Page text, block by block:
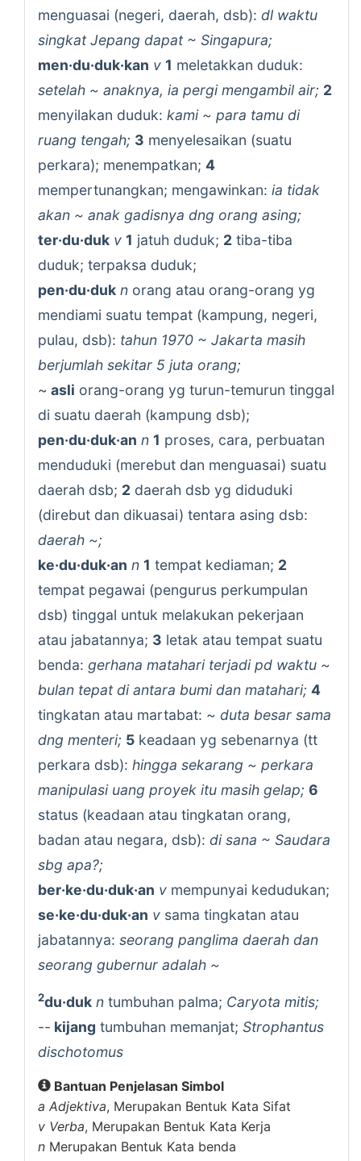
menguasai (negeri, daerah, dsb): dl waktu
singkat Jepang dapat ~ Singapura;
men·du·duk·kan v 1 meletakkan duduk:
setelah ~ anaknya, ia pergi mengambil air; 2
menyilakan duduk: kami ~ para tamu di
ruang tengah; 3 menyelesaikan (suatu
perkara); menempatkan; 4
mempertunangkan; mengawinkan: ia tidak
akan ~ anak gadisnya dng orang asing;
ter·du·duk v 1 jatuh duduk; 2 tiba-tiba
duduk; terpaksa duduk;
pen·du·duk n orang atau orang-orang yg
mendiami suatu tempat (kampung, negeri,
pulau, dsb): tahun 1970 ~ Jakarta masih
berjumlah sekitar 5 juta orang;
~ asli orang-orang yg turun-temurun tinggal
di suatu daerah (kampung dsb);
pen·du·duk·an n 1 proses, cara, perbuatan
menduduki (merebut dan menguasai) suatu
daerah dsb; 2 daerah dsb yg diduduki
(direbut dan dikuasai) tentara asing dsb:
daerah ~;
ke·du·duk·an n 1 tempat kediaman; 2
tempat pegawai (pengurus perkumpulan
dsb) tinggal untuk melakukan pekerjaan
atau jabatannya; 3 letak atau tempat suatu
benda: gerhana matahari terjadi pd waktu ~
bulan tepat di antara bumi dan matahari; 4
tingkatan atau martabat: ~ duta besar sama
dng menteri; 5 keadaan yg sebenarnya (tt
perkara dsb): hingga sekarang ~ perkara
manipulasi uang proyek itu masih gelap; 6
status (keadaan atau tingkatan orang,
badan atau negara, dsb): di sana ~ Saudara
sbg apa?;
ber·ke·du·duk·an v mempunyai kedudukan;
se·ke·du·duk·an v sama tingkatan atau
jabatannya: seorang panglima daerah dan
seorang gubernur adalah ~
2du·duk n tumbuhan palma; Caryota mitis;
-- kijang tumbuhan memanjat; Strophantus
dischotomus
Bantuan Penjelasan Simbol
a Adjektiva, Merupakan Bentuk Kata Sifat
v Verba, Merupakan Bentuk Kata Kerja
n Merupakan Bentuk Kata benda